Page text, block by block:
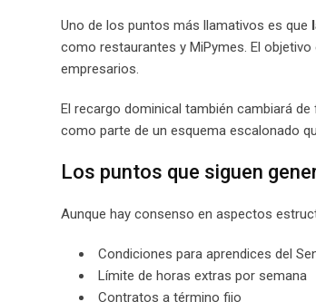
Uno de los puntos más llamativos es que
como restaurantes y MiPymes. El
empresarios.
El recargo dominical también cambiará
como parte de un esquema escalonado
Los puntos que siguen
Aunque hay consenso en aspectos
Condiciones para aprendices del
Límite de horas extras por semana
Contratos a término fijo